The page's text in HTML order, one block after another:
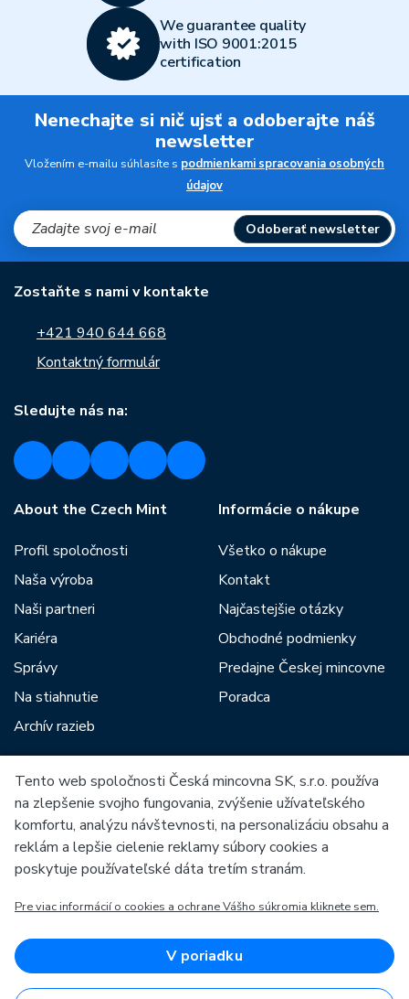
We guarantee quality
with ISO 9001:2015
certification
Nenechajte si nič ujsť a odoberajte náš
newsletter
Vložením e-mailu súhlasíte s podmienkami spracovania osobných
údajov
Odoberať newsletter
Zostaňte s nami v kontakte
+421 940 644 668
Kontaktný formulár
Sledujte nás na:
About the Czech Mint
Profil spoločnosti
Naša výroba
Naši partneri
Kariéra
Správy
Na stiahnutie
Archív razieb
Informácie o nákupe
Všetko o nákupe
Kontakt
Najčastejšie otázky
Obchodné podmienky
Predajne Českej mincovne
Poradca
Medzi našich partnerov patria:
Európska únia
OP Podnikanie a inovácie pre konkurencieschopnosť
Európsky fond pre regionálny rozvoj
Tento web spoločnosti Česká mincovna SK, s.r.o. používa
na zlepšenie svojho fungovania, zvýšenie užívateľského
komfortu, analýzu návštevnosti, na personalizáciu obsahu a
reklám a lepšie cielenie reklamy súbory cookies a
poskytuje používateľské dáta tretím stranám.
Pre viac informácií o cookies a ochrane Vášho súkromia kliknete sem.
V poriadku